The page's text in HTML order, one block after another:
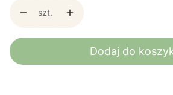
szt.
Dodaj do